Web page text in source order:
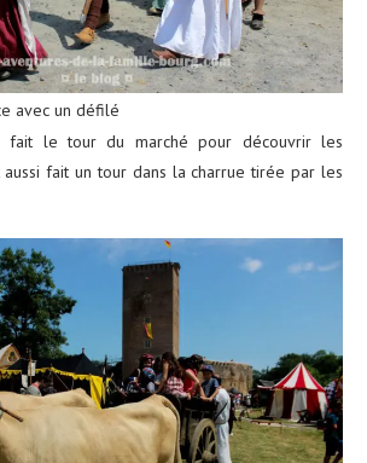
avec un défilé
fait le tour du marché pour découvrir les
fait un tour dans la charrue tirée par les